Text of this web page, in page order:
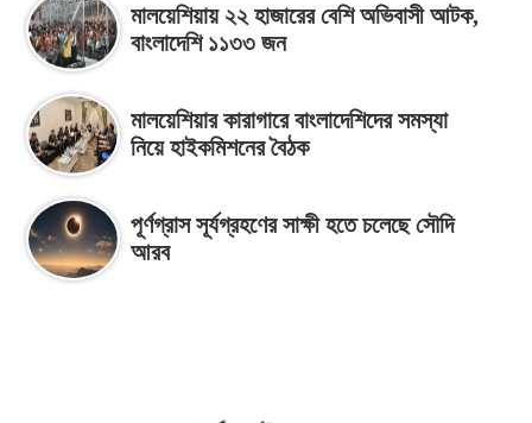
মালয়েশিয়ায় ২২ হাজারের বেশি অভিবাসী আটক,
বাংলাদেশি ১১৩৩ জন
মালয়েশিয়ার কারাগারে বাংলাদেশিদের সমস্যা
নিয়ে হাইকমিশনের বৈঠক
পূর্ণগ্রাস সূর্যগ্রহণের সাক্ষী হতে চলেছে সৌদি
আরব